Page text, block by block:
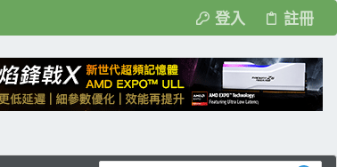
登入 註冊